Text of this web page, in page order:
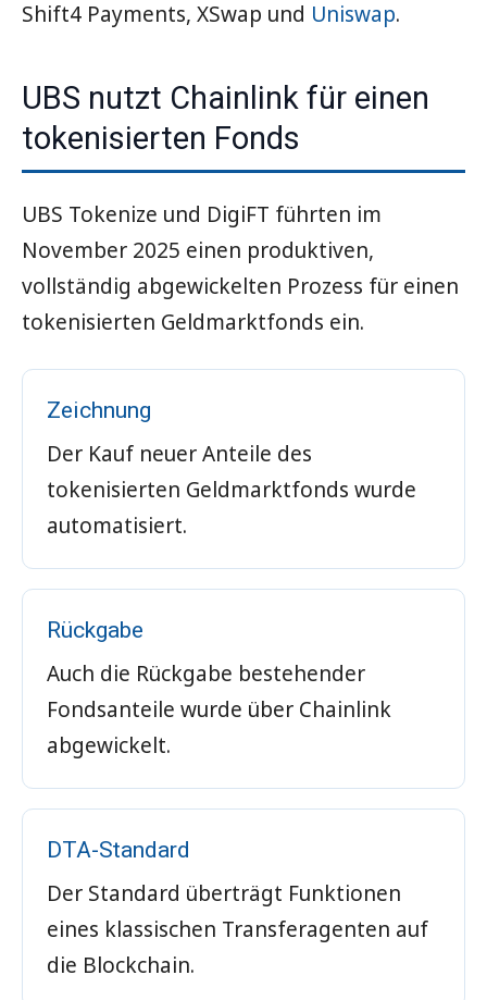
Shift4 Payments, XSwap und Uniswap.
UBS nutzt Chainlink für einen
tokenisierten Fonds
UBS Tokenize und DigiFT führten im
November 2025 einen produktiven,
vollständig abgewickelten Prozess für einen
tokenisierten Geldmarktfonds ein.
Zeichnung
Der Kauf neuer Anteile des
tokenisierten Geldmarktfonds wurde
automatisiert.
Rückgabe
Auch die Rückgabe bestehender
Fondsanteile wurde über Chainlink
abgewickelt.
DTA-Standard
Der Standard überträgt Funktionen
eines klassischen Transferagenten auf
die Blockchain.